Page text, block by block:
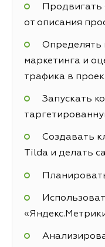
Продвигать
от описания
Определять
маркетинга и
трафика в
Запускать
Создавать
Tilda и делать